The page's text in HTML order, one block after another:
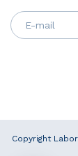
Copyright